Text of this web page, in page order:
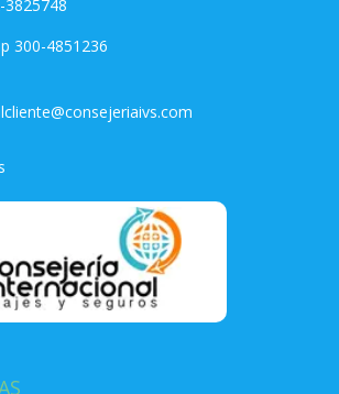
3825748
300-4851236